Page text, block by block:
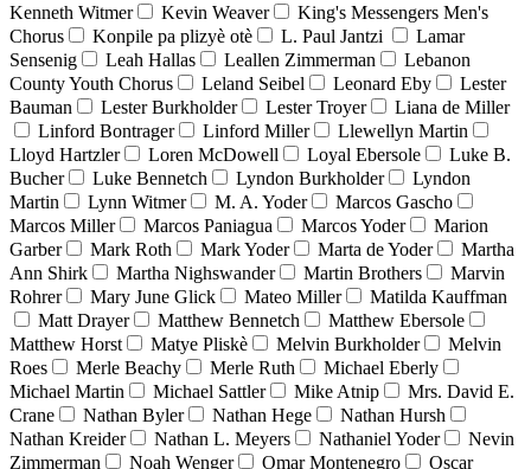
Kenneth Witmer
Kevin Weaver
King's Messengers Men's
Chorus
Konpile pa plizyè otè L. Paul Jantzi
Lamar
Sensenig
Leah Hallas Leallen Zimmerman
Lebanon
County Youth Chorus
Leland Seibel Leonard Eby
Lester
Bauman
Lester Burkholder Lester Troyer
Liana de Miller
Linford Bontrager
Linford Miller
Llewellyn Martin
Lloyd Hartzler
Loren McDowell Loyal Ebersole
Luke B.
Bucher
Luke Bennetch Lyndon Burkholder
Lyndon
Martin
Lynn Witmer M. A. Yoder
Marcos Gascho
Marcos Miller
Marcos Paniagua Marcos Yoder
Marion
Garber
Mark Roth Mark Yoder Marta de Yoder
Martha
Ann Shirk
Martha Nighswander Martin Brothers
Marvin
Rohrer
Mary June Glick Mateo Miller
Matilda Kauffman
Matt Drayer
Matthew Bennetch
Matthew Ebersole
Matthew Horst
Matye Pliskè Melvin Burkholder
Melvin
Roes
Merle Beachy Merle Ruth
Michael Eberly
Michael Martin
Michael Sattler Mike Atnip
Mrs. David E.
Crane
Nathan Byler Nathan Hege
Nathan Hursh
Nathan Kreider
Nathan L. Meyers Nathaniel Yoder
Nevin
Zimmerman
Noah Wenger Omar Montenegro Oscar